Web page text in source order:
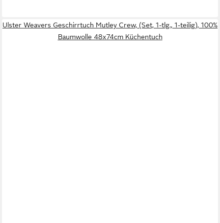
Ulster Weavers Geschirrtuch Mutley Crew, (Set, 1-tlg., 1-teilig), 100%
Baumwolle 48x74cm Küchentuch